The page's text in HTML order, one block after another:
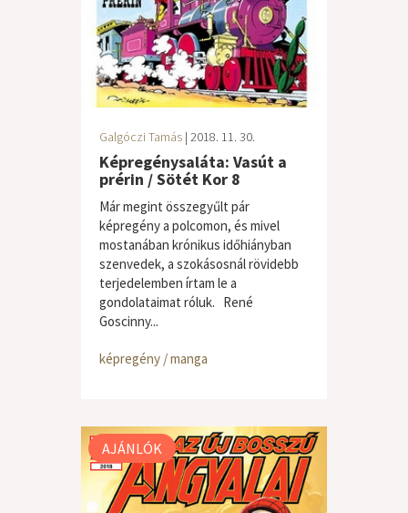
Galgóczi Tamás | 2018. 11. 30.
Képregénysaláta: Vasút a
prérin / Sötét Kor 8
Már megint összegyűlt pár
képregény a polcomon, és mivel
mostanában krónikus időhiányban
szenvedek, a szokásosnál rövidebb
terjedelemben írtam le a
gondolataimat róluk. René
Goscinny...
képregény / manga
AJÁNLÓK